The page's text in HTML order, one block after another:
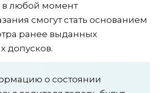
любой момент
смогут стать основанием
ранее выданных
допусков.
о состоянии